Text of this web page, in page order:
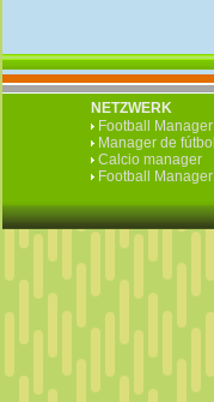
NETZWERK
Football Manager
Manager de fútbol
Calcio manager
Football Manager